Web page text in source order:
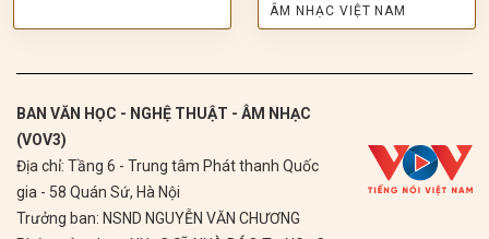
ÂM NHẠC VIỆT NAM
BAN VĂN HỌC - NGHỆ THUẬT - ÂM NHẠC
(VOV3)
Địa chỉ: Tầng 6 - Trung tâm Phát thanh Quốc
gia - 58 Quán Sứ, Hà Nội
Trưởng ban: NSND NGUYỄN VĂN CHƯƠNG